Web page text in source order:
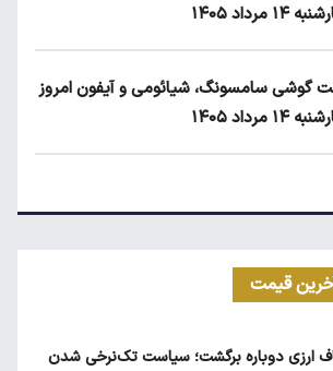
مرداد ۱۴۰۵
گوشی سامسونگ، شیائومی و آیفون امروز
مرداد ۱۴۰۵
شارژ کالابرگ با رقم آخر کد ملی صفر تا ۲
قیمت
ارزی دوباره برگشت؛ سیاست تک‌نرخی شدن